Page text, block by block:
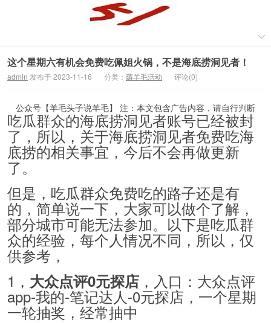
这个星期六有机会免费吃佩姐火锅，不是海底捞洞见者！
admin 发布于 2023-11-16 分类： 薅羊毛活动 评论(0)
公众号【羊毛头子说羊毛】 注：本文包含广告内容，请自行判断
吃瓜群众的海底捞洞见者账号已经被封
了，所以，关于海底捞洞见者免费吃海
底捞的相关事宜，今后不会再做更新
了。
但是，吃瓜群众免费吃的路子还是有
的，简单说一下，大家可以做个了解，
部分城市可能无法参加。以下是吃瓜群
众的经验，每个人情况不同，所以，仅
供参考，
1， 大众点评0元探店 ，入口：大众点评
app-我的-笔记达人-0元探店，一个星期
一轮抽奖，经常抽中